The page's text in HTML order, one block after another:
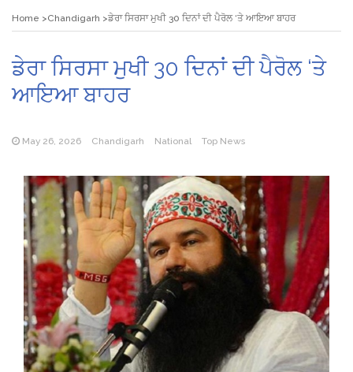
Home Chandigarh ਡੇਰਾ ਸਿਰਸਾ ਮੁਖੀ 30 ਦਿਨਾਂ ਦੀ ਪੈਰੋਲ ‘ਤੇ ਆਇਆ ਬਾਹਰ
ਡੇਰਾ ਸਿਰਸਾ ਮੁਖੀ 30 ਦਿਨਾਂ ਦੀ ਪੈਰੋਲ ‘ਤੇ
ਆਇਆ ਬਾਹਰ
May 26, 2026 Chandigarh National Top News